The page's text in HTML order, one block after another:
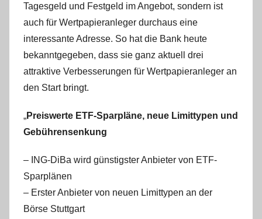
h
r
i
s
t
W
Tagesgeld und Festgeld im Angebot, sondern ist
auch für Wertpapieranleger durchaus eine
interessante Adresse. So hat die Bank heute
bekanntgegeben, dass sie ganz aktuell drei
attraktive Verbesserungen für Wertpapieranleger an
den Start bringt.
„Preiswerte ETF-Sparpläne, neue Limittypen und
Gebührensenkung
– ING-DiBa wird günstigster Anbieter von ETF-
Sparplänen
– Erster Anbieter von neuen Limittypen an der
Börse Stuttgart